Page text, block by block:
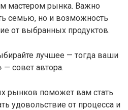
мастером рынка. Важно
семью, но и возможность
от выбранных продуктов.
лучшее — тогда ваши
совет автора.
рынков поможет вам стать
удовольствие от процесса и